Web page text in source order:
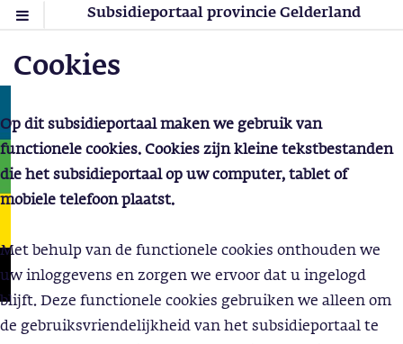
Subsidieportaal provincie Gelderland
Cookies
Op dit subsidieportaal maken we gebruik van
functionele cookies. Cookies zijn kleine tekstbestanden
die het subsidieportaal op uw computer, tablet of
mobiele telefoon plaatst.
Met behulp van de functionele cookies onthouden we
uw inloggevens en zorgen we ervoor dat u ingelogd
blijft. Deze functionele cookies gebruiken we alleen om
de gebruiksvriendelijkheid van het subsidieportaal te